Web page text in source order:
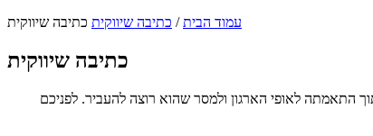
עמוד הבית/ כתיבה שיווקית כתיבה שיווקית
כתיבה שיווקית
התאמתה לאופי הארגון ולמסר שהוא רוצה להעביר. לפניכם